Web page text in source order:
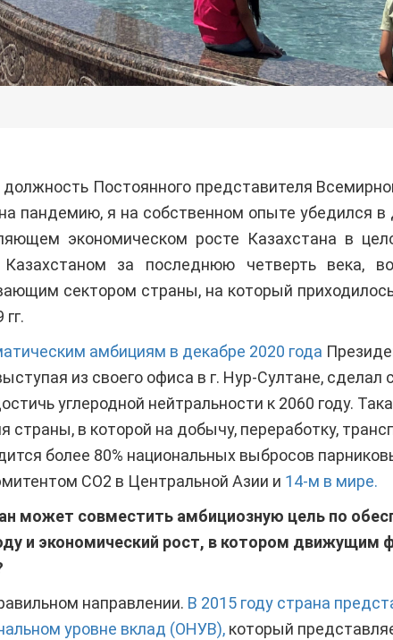
Постоянного представителя
пандемию, я на собственном опыте убедился
экономическом росте Казахстана в
Казахстаном за последнюю четверть века,
сектором страны, на который
амбициям в декабре 2020 года
из своего офиса в г. Нур-Султане, сделал
углеродной нейтральности к 2060 году.
страны, в которой на добычу, переработку,
более 80% национальных выбросов
CO2 в Центральной Азии и 14-м в мире.
может совместить амбициозную цель по
и экономический рост, в котором движущим
направлении. В 2015 году страна
уровне вклад (ОНУВ),который